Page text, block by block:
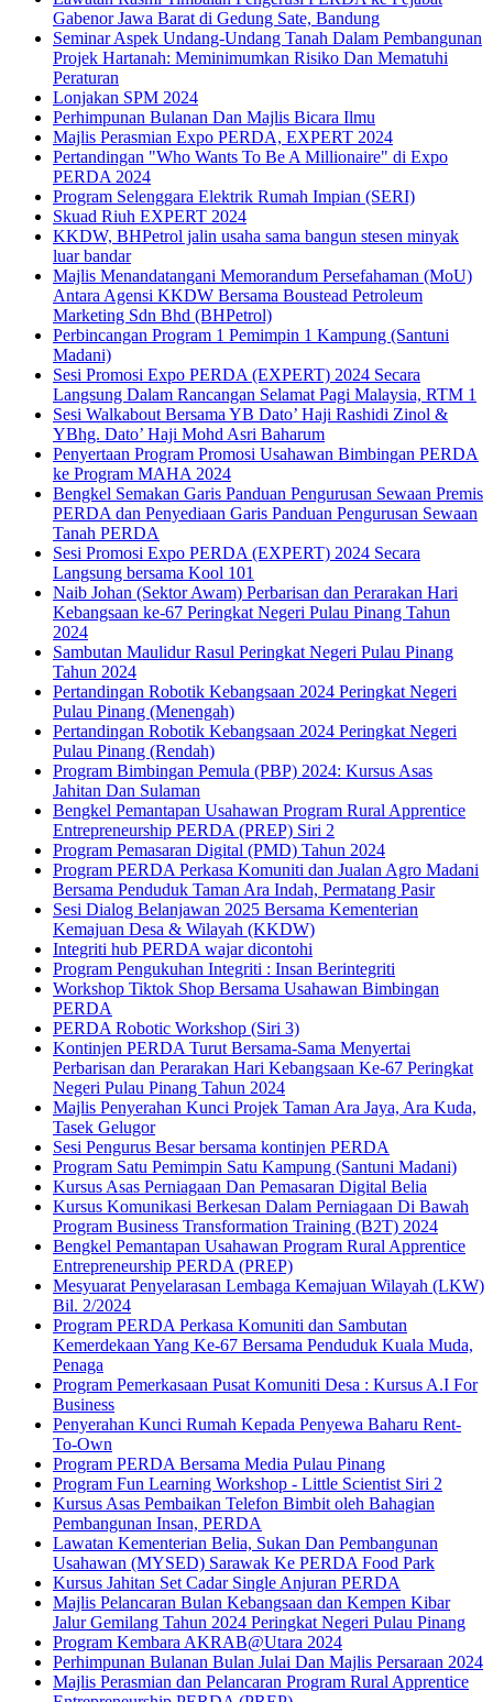
Gabenor Jawa Barat di Gedung Sate, Bandung
Seminar Aspek Undang-Undang Tanah Dalam Pembangunan
Projek Hartanah: Meminimumkan Risiko Dan Mematuhi
Peraturan
Lonjakan SPM 2024
Perhimpunan Bulanan Dan Majlis Bicara Ilmu
Majlis Perasmian Expo PERDA, EXPERT 2024
Pertandingan "Who Wants To Be A Millionaire" di Expo
PERDA 2024
Program Selenggara Elektrik Rumah Impian (SERI)
Skuad Riuh EXPERT 2024
KKDW, BHPetrol jalin usaha sama bangun stesen minyak
luar bandar
Majlis Menandatangani Memorandum Persefahaman (MoU)
Antara Agensi KKDW Bersama Boustead Petroleum
Marketing Sdn Bhd (BHPetrol)
Perbincangan Program 1 Pemimpin 1 Kampung (Santuni
Madani)
Sesi Promosi Expo PERDA (EXPERT) 2024 Secara
Langsung Dalam Rancangan Selamat Pagi Malaysia, RTM 1
Sesi Walkabout Bersama YB Dato’ Haji Rashidi Zinol &
YBhg. Dato’ Haji Mohd Asri Baharum
Penyertaan Program Promosi Usahawan Bimbingan PERDA
ke Program MAHA 2024
Bengkel Semakan Garis Panduan Pengurusan Sewaan Premis
PERDA dan Penyediaan Garis Panduan Pengurusan Sewaan
Tanah PERDA
Sesi Promosi Expo PERDA (EXPERT) 2024 Secara
Langsung bersama Kool 101
Naib Johan (Sektor Awam) Perbarisan dan Perarakan Hari
Kebangsaan ke-67 Peringkat Negeri Pulau Pinang Tahun
2024
Sambutan Maulidur Rasul Peringkat Negeri Pulau Pinang
Tahun 2024
Pertandingan Robotik Kebangsaan 2024 Peringkat Negeri
Pulau Pinang (Menengah)
Pertandingan Robotik Kebangsaan 2024 Peringkat Negeri
Pulau Pinang (Rendah)
Program Bimbingan Pemula (PBP) 2024: Kursus Asas
Jahitan Dan Sulaman
Bengkel Pemantapan Usahawan Program Rural Apprentice
Entrepreneurship PERDA (PREP) Siri 2
Program Pemasaran Digital (PMD) Tahun 2024
Program PERDA Perkasa Komuniti dan Jualan Agro Madani
Bersama Penduduk Taman Ara Indah, Permatang Pasir
Sesi Dialog Belanjawan 2025 Bersama Kementerian
Kemajuan Desa & Wilayah (KKDW)
Integriti hub PERDA wajar dicontohi
Program Pengukuhan Integriti : Insan Berintegriti
Workshop Tiktok Shop Bersama Usahawan Bimbingan
PERDA
PERDA Robotic Workshop (Siri 3)
Kontinjen PERDA Turut Bersama-Sama Menyertai
Perbarisan dan Perarakan Hari Kebangsaan Ke-67 Peringkat
Negeri Pulau Pinang Tahun 2024
Majlis Penyerahan Kunci Projek Taman Ara Jaya, Ara Kuda,
Tasek Gelugor
Sesi Pengurus Besar bersama kontinjen PERDA
Program Satu Pemimpin Satu Kampung (Santuni Madani)
Kursus Asas Perniagaan Dan Pemasaran Digital Belia
Kursus Komunikasi Berkesan Dalam Perniagaan Di Bawah
Program Business Transformation Training (B2T) 2024
Bengkel Pemantapan Usahawan Program Rural Apprentice
Entrepreneurship PERDA (PREP)
Mesyuarat Penyelarasan Lembaga Kemajuan Wilayah (LKW)
Bil. 2/2024
Program PERDA Perkasa Komuniti dan Sambutan
Kemerdekaan Yang Ke-67 Bersama Penduduk Kuala Muda,
Penaga
Program Pemerkasaan Pusat Komuniti Desa : Kursus A.I For
Business
Penyerahan Kunci Rumah Kepada Penyewa Baharu Rent-
To-Own
Program PERDA Bersama Media Pulau Pinang
Program Fun Learning Workshop - Little Scientist Siri 2
Kursus Asas Pembaikan Telefon Bimbit oleh Bahagian
Pembangunan Insan, PERDA
Lawatan Kementerian Belia, Sukan Dan Pembangunan
Usahawan (MYSED) Sarawak Ke PERDA Food Park
Kursus Jahitan Set Cadar Single Anjuran PERDA
Majlis Pelancaran Bulan Kebangsaan dan Kempen Kibar
Jalur Gemilang Tahun 2024 Peringkat Negeri Pulau Pinang
Program Kembara AKRAB@Utara 2024
Perhimpunan Bulanan Bulan Julai Dan Majlis Persaraan 2024
Majlis Perasmian dan Pelancaran Program Rural Apprentice